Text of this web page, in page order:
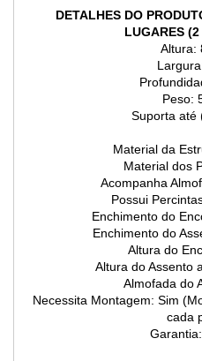
DETALHES DO
LUGARES
Altura:
Peso:
Suporta até
Material da
Material dos
Acompanha
Possui
Enchimento do
Enchimento do
Altura do
Altura do Assento
Almofada do
Necessita Montagem: Sim
cada